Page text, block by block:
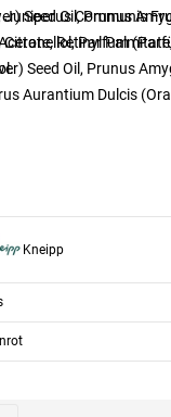
Communis
Parfum
Seed Oil, Prunus
Retinyl
Seed Oil, Prunus
Aurantium Dulcis
Kneipp